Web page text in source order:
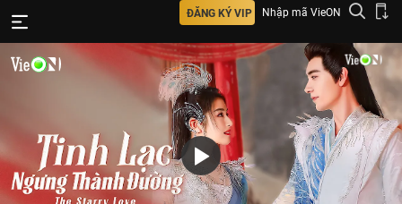
ĐĂNG KÝ VIP Nhập mã VieON